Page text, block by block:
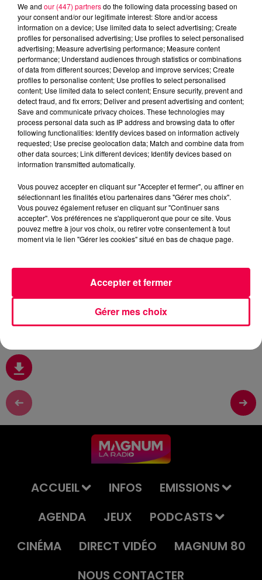
flash info
magnum la radio
vosges
haute-marne
meurthe-et-moselle
suisse
besançon
meuse
haut-rhin
bas-rhin
Zoé Thomas
Le flash de 12h
0:00
2 janvier 2026 - 4 min 55 sec
VENDREDI MATIN - 02 JANVIER
Le premier flash de l'année 2026. Bonne année à
toutes et tous de la part de l'équipe de Magnum la
Radio !
Retrouvez le podcast du flash de ce matin.
ACCUEIL INFOS
EMISSIONS
AGENDA
JEUX
PODCASTS
CINÉMA
DIRECT VIDÉO
MAGNUM 80
NOUS CONTACTER
We and our (447) partnersdo the following data processing based on
your consent and/or our legitimate interest: Store and/or access
information on a device; Use limited data to select advertising; Create
profiles for personalised advertising; Use profiles to select personalised
advertising; Measure advertising performance; Measure content
performance; Understand audiences through statistics or combinations
of data from different sources; Develop and improve services; Create
profiles to personalise content; Use profiles to select personalised
content; Use limited data to select content; Ensure security, prevent and
detect fraud, and fix errors; Deliver and present advertising and content;
Save and communicate privacy choices. These technologies may
process personal data such as IP address and browsing data to offer
following functionalities: Identify devices based on information actively
requested; Use precise geolocation data; Match and combine data from
other data sources; Link different devices; Identify devices based on
information transmitted automatically.
Vous pouvez accepter en cliquant sur "Accepter et fermer", ou affiner en
sélectionnant les finalités et/ou partenaires dans "Gérer mes choix".
Vous pouvez également refuser en cliquant sur "Continuer sans
accepter". Vos préférences ne s'appliqueront que pour ce site. Vous
pouvez mettre à jour vos choix, ou retirer votre consentement à tout
moment via le lien "Gérer les cookies" situé en bas de chaque page.
Gérer mes choix
Accepter et fermer